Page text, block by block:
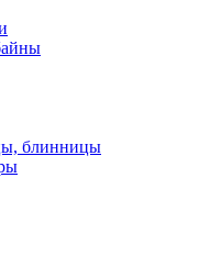
блинницы